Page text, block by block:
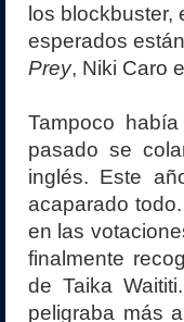
los blockbuster,
esperados
Prey, Niki Caro
Tampoco
pasado se
inglés. Este
acaparado
en las
finalmente
de Taika
peligraba más